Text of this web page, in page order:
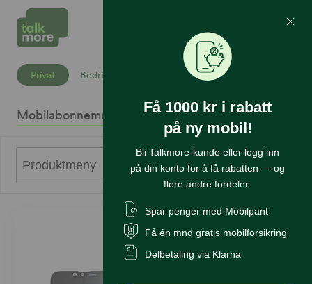
Mine Sider
Privat Bedrift
Mobilabonnement Mobiltelefoner InternettSikkerhet
Produktmeny
Få 1000 kr i rabatt
på ny mobil!
Bli Talkmore-kunde eller logg inn
på din konto for å få rabatten — og
flere andre fordeler:
Spar penger med Mobilpant
Få én mnd gratis mobilforsikring
Delbetaling via Klarna